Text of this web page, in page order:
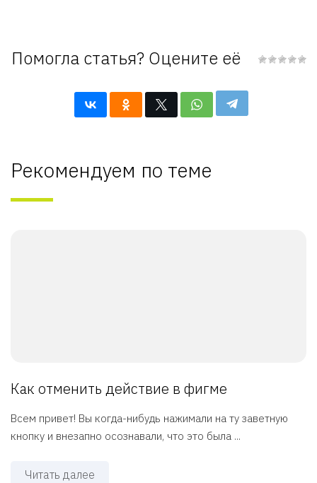
Помогла статья? Оцените её
Рекомендуем по теме
Как отменить действие в фигме
Всем привет! Вы когда-нибудь нажимали на ту заветную
кнопку и внезапно осознавали, что это была ...
Читать далее